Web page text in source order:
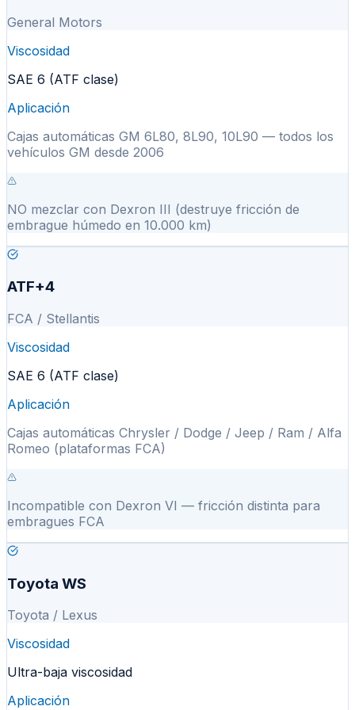
General Motors
Viscosidad
SAE 6 (ATF clase)
Aplicación
Cajas automáticas GM 6L80, 8L90, 10L90 — todos los
vehículos GM desde 2006
NO mezclar con Dexron III (destruye fricción de
embrague húmedo en 10.000 km)
ATF+4
FCA / Stellantis
Viscosidad
SAE 6 (ATF clase)
Aplicación
Cajas automáticas Chrysler / Dodge / Jeep / Ram / Alfa
Romeo (plataformas FCA)
Incompatible con Dexron VI — fricción distinta para
embragues FCA
Toyota WS
Toyota / Lexus
Viscosidad
Ultra-baja viscosidad
Aplicación